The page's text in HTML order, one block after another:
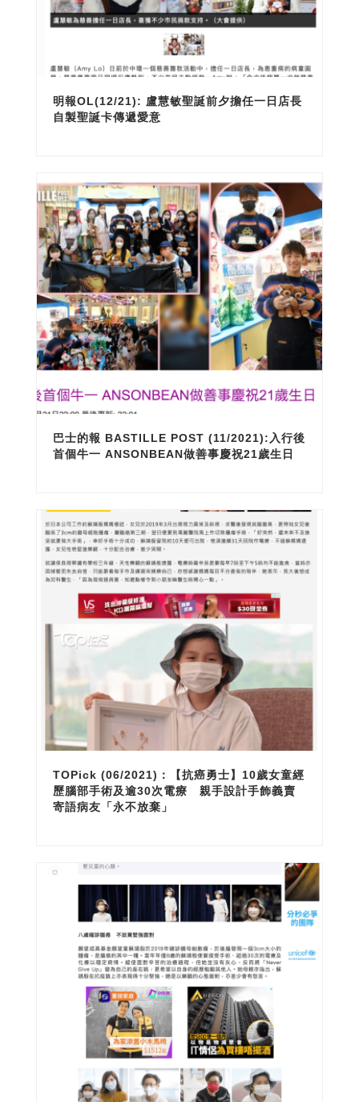
明報OL(12/21): 盧慧敏聖誕前夕擔任一日店長
自製聖誕卡傳遞愛意
巴士的報 BASTILLE POST (11/2021):入行後
首個牛一 ANSONBEAN做善事慶祝21歲生日
TOPick (06/2021)：【抗癌勇士】10歲女童經
歷腦部手術及逾30次電療 親手設計手飾義賣
寄語病友「永不放棄」